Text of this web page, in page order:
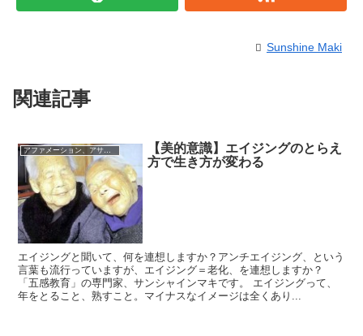
Sunshine Maki
関連記事
アファメーション、アサーティブネス、格言等
【美的意識】エイジングのとらえ
方で生き方が変わる
エイジングと聞いて、何を連想しますか？アンチエイジング、という
言葉も流行っていますが、エイジング＝老化、を連想しますか？
「五感教育」の専門家、サンシャインマキです。 エイジングって、
年をとること、熟すこと。マイナスなイメージは全くあり...